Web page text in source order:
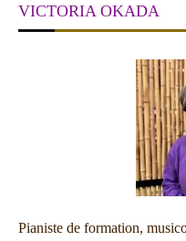
VICTORIA OKADA
Pianiste de formation,